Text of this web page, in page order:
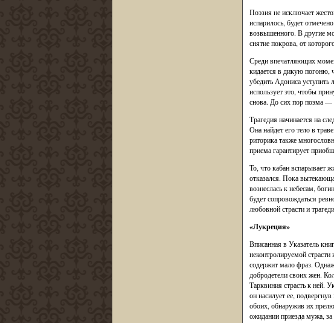
Поэзия не исключает
испарилось, будет
возвышенного. В другие
снятие покрова, от
Среди впечатляющих
кидается в дикую погоню,
убедить Адониса
использует это, чтобы
снова. До сих пор поэма —
Трагедия начинается на
Она найдет его тело в
риторика также
приема гарантирует
То, что кабан вспарывает
отказался. Пока
вознеслась к небесам,
будет сопровождаться
любовной страсти и
«Лукреция»
Вписанная в Указатель
неконтролируемой
содержит мало фраз.
добродетели своих жен.
Тарквиния страсть к ней.
он насилует ее,
обоих, обнаружив их
ожидании приезда мужа,